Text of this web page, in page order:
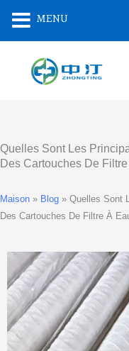
Au
Quelles Sont Les
Des Cartouches De
Maison » Blog » Quelles Sont
Des Cartouches De Filtre À
MENU